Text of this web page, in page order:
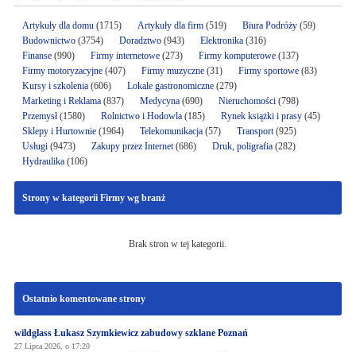
Artykuły dla domu(1715) Artykuły dla firm(519) Biura Podróży(59)
Budownictwo(3754) Doradztwo(943) Elektronika (316)
Finanse(990) Firmy internetowe (273) Firmy komputerowe(137)
Firmy motoryzacyjne(407) Firmy muzyczne(31) Firmy sportowe(83)
Kursy i szkolenia(606) Lokale gastronomiczne(279)
Marketing i Reklama(837) Medycyna(690) Nieruchomości(798)
Przemysł(1580) Rolnictwo i Hodowla(185) Rynek książki i prasy(45)
Sklepy i Hurtownie(1964) Telekomunikacja(57) Transport(925)
Usługi(9473) Zakupy przez Internet(686) Druk, poligrafia(282)
Hydraulika(106)
Strony w kategorii Firmy wg branż
Brak stron w tej kategorii.
Ostatnio komentowane strony
wildglass Łukasz Szymkiewicz zabudowy szklane Poznań
27 Lipca 2026, o 17:20